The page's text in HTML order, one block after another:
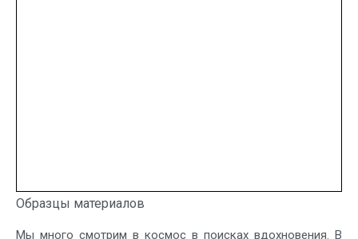
Образцы материалов
Мы много смотрим в космос в поисках вдохновения. В